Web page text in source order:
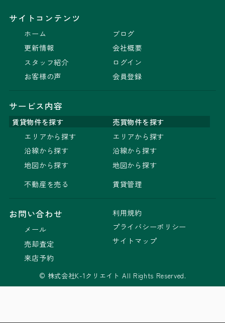
サイトコンテンツ
ホーム
更新情報
スタッフ紹介
お客様の声
ブログ
会社概要
ログイン
会員登録
サービス内容
賃貸物件を探す
売買物件を探す
エリアから探す
沿線から探す
地図から探す
不動産を売る
エリアから探す
沿線から探す
地図から探す
賃貸管理
お問い合わせ
メール
売却査定
来店予約
利用規約
プライバシーポリシー
サイトマップ
© 株式会社K-1クリエイト All Rights Reserved.